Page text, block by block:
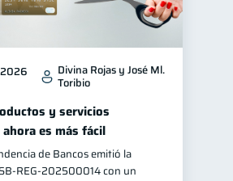
Divina Rojas y José Ml.
Toribio
y servicios
es más fácil
de Bancos emitió la
con un